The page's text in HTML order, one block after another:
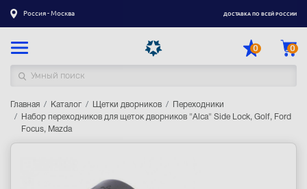
Россия - Москва ДОСТАВКА ПО ВСЕЙ РОССИИ
0 0
Каталог товаров
Главная Каталог Щетки дворников
Переходники
Набор переходников для щеток дворников "Alсa" Side Lock, Golf, Ford
Focus, Mazda